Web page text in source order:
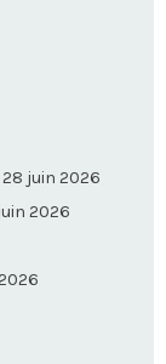
juin 2026
2026